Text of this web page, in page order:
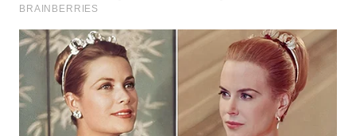
KALSEL
WN
KALTIM
WN
SULSEL